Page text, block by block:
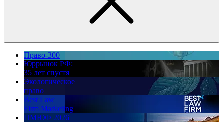
Право-300
Юррынок РФ:
35 лет спустя
Экологическое
право
Best Law
Firm Marketing
ПМЮФ 2026